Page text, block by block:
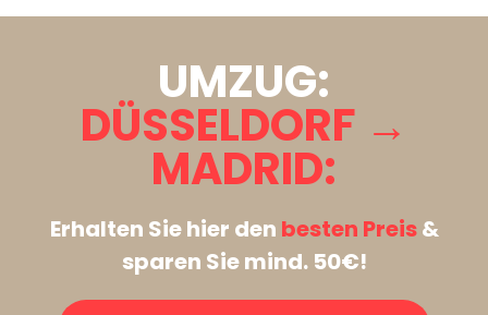
UMZUG:
DÜSSELDORF →
MADRID:
Erhalten Sie hier den besten Preis&
sparen Sie mind. 50€!